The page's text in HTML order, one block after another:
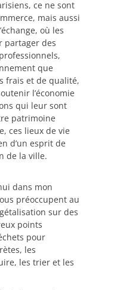
ce ne sont
mais aussi
où les
partager des
que
frais et de qualité,
l’économie
qui leur sont
patrimoine
ces lieux de vie
d’un esprit de
de la ville.
dans mon
préoccupent au
sur des
points
pour
les
les trier et les